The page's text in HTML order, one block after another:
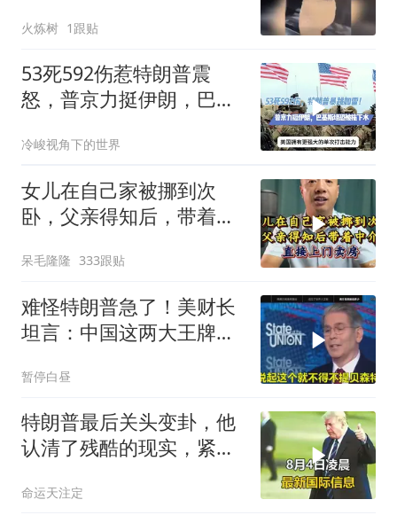
火炼树 1跟贴
53死592伤惹特朗普震
怒，普京力挺伊朗，巴恐
冷峻视角下的世界
女儿在自己家被挪到次
卧，父亲得知后，带着中
呆毛隆隆 333跟贴
难怪特朗普急了！美财长
坦言：中国这两大王牌，
暂停白昼
特朗普最后关头变卦，他
认清了残酷的现实，紧急
命运天注定